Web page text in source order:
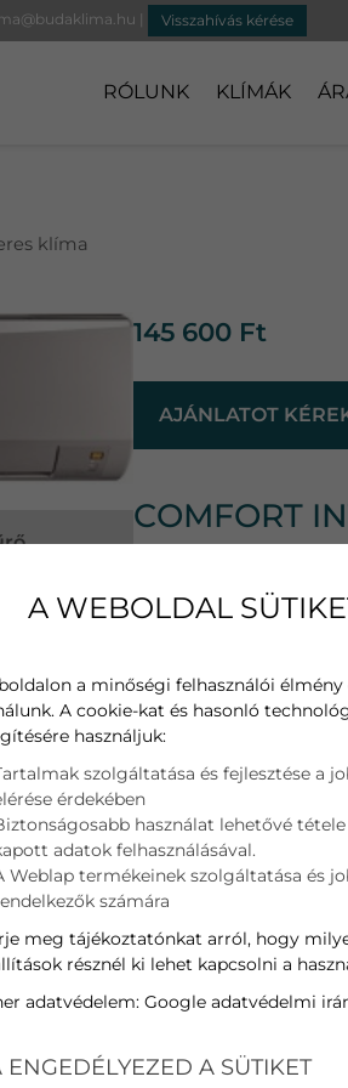
| Visszahívás kérése
RÓLUNK KLÍMÁK
klíma
145 600Ft
AJÁNLATOT
COMFORT
Hűtési teljesítmény
Energiaosztály
Zajszint (kültéri)
Méretek (beltéri)
Méretek (kültéri)
Súly (beltéri)
Súly (kültéri)
A WEBOLDAL
a minőségi felhasználói
A cookie-kat és hasonló
használjuk:
szolgáltatása és fejlesztése a
érdekében
használat lehetővé
adatok felhasználásával.
Weblap termékeinek szolgáltatása és
számára
meg tájékoztatónkat arról, hogy
résznél ki lehet kapcsolni a
adatvédelem: Google adatvédelmi
ENGEDÉLYEZED A SÜTIKET